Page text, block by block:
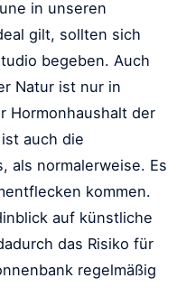
in unseren
gilt, sollten sich
begeben. Auch
Natur ist nur in
Hormonhaushalt der
auch die
als normalerweise. Es
kommen.
auf künstliche
das Risiko für
regelmäßig